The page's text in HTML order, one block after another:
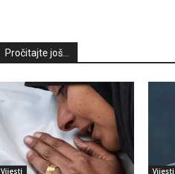
Pročitajte još...
Vijesti Vijesti